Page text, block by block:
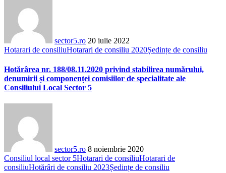
sector5.ro 20 iulie 2022
Hotarari de consiliuHotarari de consiliu 2020Ședințe de consiliu
Hotărârea nr. 188/08.11.2020 privind stabilirea numărului,
denumirii și componenței comisiilor de specialitate ale
Consiliului Local Sector 5
sector5.ro 8 noiembrie 2020
Consiliul local sector 5Hotarari de consiliuHotarari de
consiliuHotărâri de consiliu 2023Ședințe de consiliu